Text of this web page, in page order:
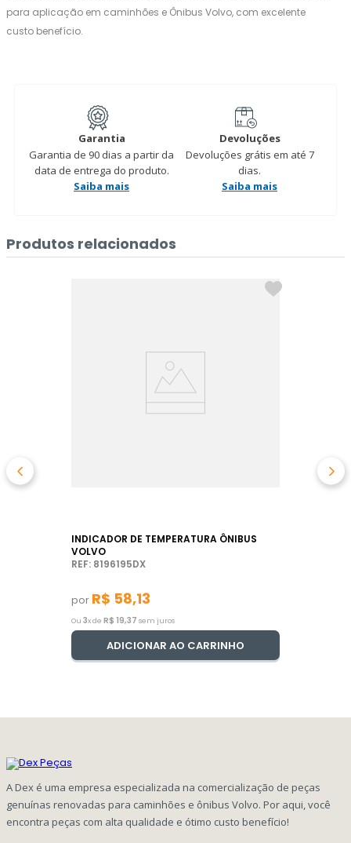
para aplicação em caminhões e Ônibus Volvo, com excelente
custo benefício.
Garantia
Garantia de 90 dias a partir da
data de entrega do produto.
Saiba mais
Devoluções
Devoluções grátis em até 7
dias.
Saiba mais
Produtos relacionados
INDICADOR DE TEMPERATURA ÔNIBUS
VOLVO
REF: 8196195DX
por R$ 58,13
Ou 3x de R$ 19,37 sem juros
ADICIONAR AO CARRINHO
A Dex é uma empresa especializada na comercialização de peças
genuínas renovadas para caminhões e ônibus Volvo. Por aqui, você
encontra peças com alta qualidade e ótimo custo benefício!